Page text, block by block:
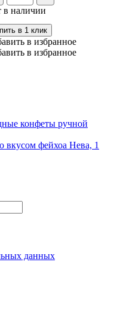
чай
без
ароматизаторов
"Масала"
Gutenberg,
100
в наличии
в 1 клик
в избранное
в избранное
конфеты ручной
вкусом фейхоа Нева, 1
данных